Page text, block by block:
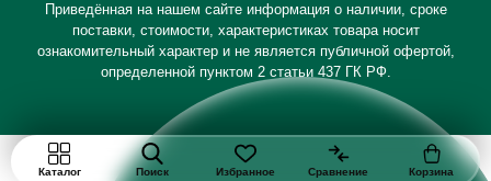
Приведённая на нашем сайте информация о наличии, сроке
поставки, стоимости, характеристиках товара носит
ознакомительный характер и не является публичной офертой,
определенной пунктом 2 статьи 437 ГК РФ.
Каталог Поиск Избранное Сравнение Корзина